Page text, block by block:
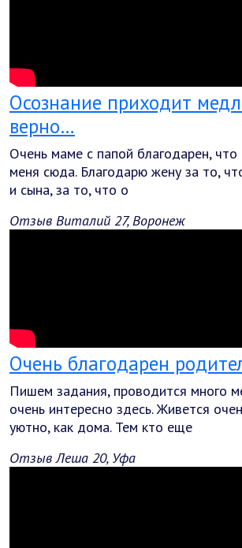
Осознание приходит
верно…
Очень маме с папой благодарен, что
меня сюда. Благодарю жену за то,
и сына, за то, что о
Отзыв Виталий 27, Воронеж
Очень благодарен
Пишем задания, проводится много
очень интересно здесь. Живется
уютно, как дома. Тем кто еще
Отзыв Леша 20, Уфа